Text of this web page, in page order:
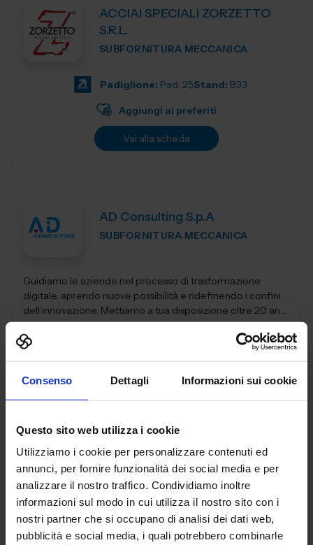
Consenso Dettagli Informazioni sui cookie
Questo sito web utilizza i cookie
Utilizziamo i cookie per personalizzare contenuti ed
annunci, per fornire funzionalità dei social media e per
analizzare il nostro traffico. Condividiamo inoltre
informazioni sul modo in cui utilizza il nostro sito con i
nostri partner che si occupano di analisi dei dati web,
pubblicità e social media, i quali potrebbero combinarle
ACCIAI SPECIALI ZORZETTO
S.R.L.
SUBFORNITURA MECCANICA
Padiglione: Pad. 25Stand: B33
Aggiungi ai preferiti
Vai alla scheda
AD Consulting S.p.A
SUBFORNITURA MECCANICA
Guidiamo le aziende nel processo di trasformazione
digitale, aprendo nuove possibilità e ridefinendo i confini
dell’innovazione. Mettiamo a tua disposizione oltre 20 anni
di esperienza nel sett...
B29
Aggiungi ai preferiti
ADIATEK SRL
SUBFORNITURA MECCANICA
Padiglione:Pad. 26Stand: B127